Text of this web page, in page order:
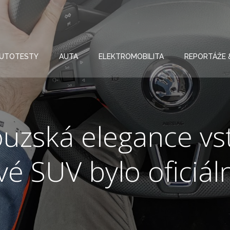
AUTA ELEKTROMOBILITA REPORTÁŽE
elegance
SUV bylo